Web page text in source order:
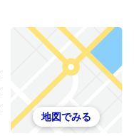
地図でみる